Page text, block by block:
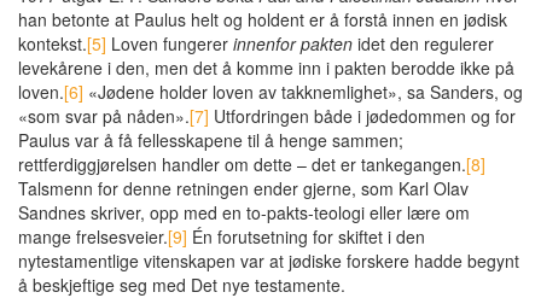
han betonte at Paulus helt og holdent er å forstå innen en jødisk
kontekst.[5] Loven fungerer innenfor pakten idet den regulerer
levekårene i den, men det å komme inn i pakten berodde ikke på
loven.[6] «Jødene holder loven av takknemlighet», sa Sanders, og
«som svar på nåden».[7] Utfordringen både i jødedommen og for
Paulus var å få fellesskapene til å henge sammen;
rettferdiggjørelsen handler om dette – det er tankegangen.[8]
Talsmenn for denne retningen ender gjerne, som Karl Olav
Sandnes skriver, opp med en to-pakts-teologi eller lære om
mange frelsesveier.[9] Én forutsetning for skiftet i den
nytestamentlige vitenskapen var at jødiske forskere hadde begynt
å beskjeftige seg med Det nye testamente.